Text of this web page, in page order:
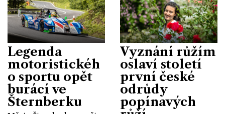
Legenda
motoristickéh
o sportu opět
burácí ve
Šternberku
Vyznání růžím
oslaví století
první české
odrůdy
popínavých